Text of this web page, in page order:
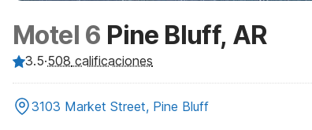
Motel 6 Pine Bluff, AR
3.5·508 calificaciones
3103 Market Street, Pine Bluff